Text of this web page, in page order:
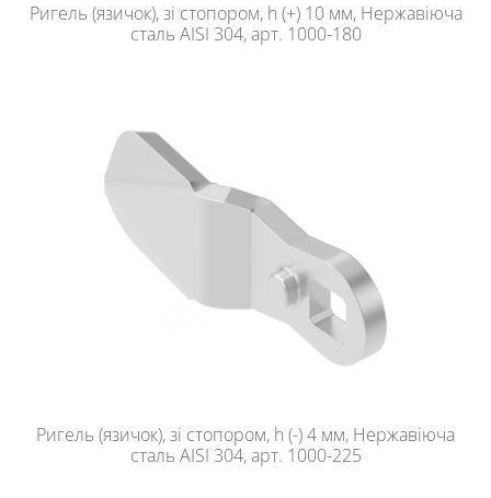
Ригель (язичок), зі стопором, h (+) 10 мм, Нержавіюча
сталь AISI 304, арт. 1000-180
Ригель (язичок), зі стопором, h (-) 4 мм, Нержавіюча
сталь AISI 304, арт. 1000-225